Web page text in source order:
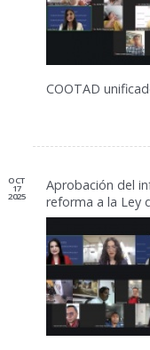
COOTAD
OCT
17
2025
Aprobación del
reforma a la Ley